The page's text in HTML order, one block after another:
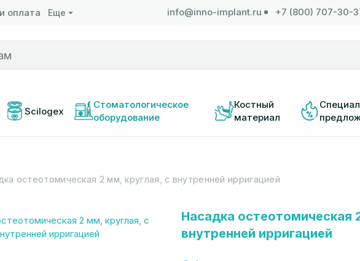
оплата Еще info@inno-implant.ru +7 (800) 707-30-
Scilogex
Стоматологическое
оборудование
Костный
материал
остеотомическая 2 мм, круглая, с внутренней ирригацией
Насадка остеотомическая
внутренней ирригацией